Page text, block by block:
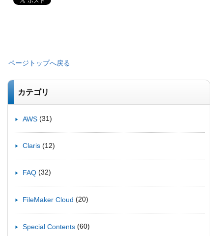
ページトップへ戻る
カテゴリ
AWS (31)
Claris (12)
FAQ (32)
FileMaker Cloud (20)
Special Contents (60)